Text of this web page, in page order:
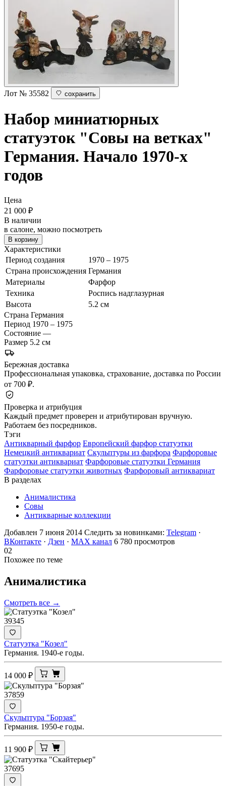
Лот № 35582 сохранить
Набор миниатюрных
статуэток "Совы на ветках"
Германия. Начало 1970-х
годов
Цена
21 000 ₽
В наличии
в салоне, можно посмотреть
В корзину
Характеристики
Период создания
1970 – 1975
Страна происхождения Германия
Материалы
Фарфор
Техника
Роспись надглазурная
Высота
5.2 см
Страна Германия
Период 1970 – 1975
Состояние —
Размер 5.2 см
Бережная доставка
Профессиональная упаковка, страхование, доставка по России
от 700 ₽.
Проверка и атрибуция
Каждый предмет проверен и атрибутирован вручную.
Работаем без посредников.
Тэги
Антикварный фарфор Европейский фарфор статуэтки
Немецкий антиквариат Скульптуры из фарфора Фарфоровые
статуэтки антиквариат Фарфоровые статуэтки Германия
Фарфоровые статуэтки животных Фарфоровый антиквариат
В разделах
Анималистика
Совы
Антикварные коллекции
Добавлен 7 июня 2014 Следить за новинками: Telegram ·
ВКонтакте · Дзен · MAX канал 6 780 просмотров
02
Похожее по теме
Анималистика
Смотреть все →
39345
Статуэтка "Козел"
Германия. 1940-е годы.
14 000 ₽
37859
Скульптура "Борзая"
Германия. 1950-е годы.
11 900 ₽
37695